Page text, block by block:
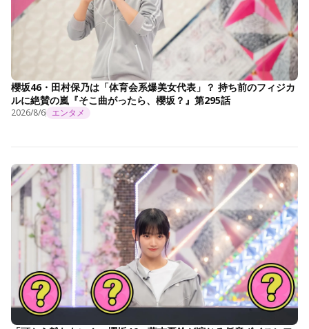
櫻坂46・田村保乃は「体育会系爆美女代表」？ 持ち前のフィジカ
ルに絶賛の嵐『そこ曲がったら、櫻坂？』第295話
2026/8/6 エンタメ